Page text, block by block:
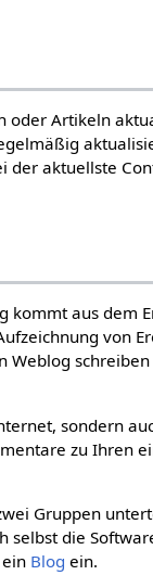
oder Artikeln
der aktuellste
kommt aus dem
von
Weblog
sondern
zu Ihren
Gruppen
selbst die
Blog ein.